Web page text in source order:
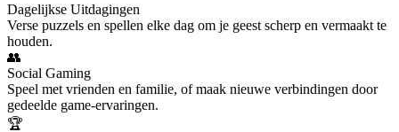
Dagelijkse Uitdagingen
Verse puzzels en spellen elke dag om je geest scherp en vermaakt te
houden.
👥
Social Gaming
Speel met vrienden en familie, of maak nieuwe verbindingen door
gedeelde game-ervaringen.
🏆